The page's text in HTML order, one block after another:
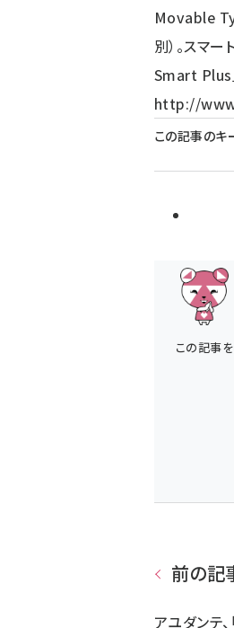
Movable
別）。スマ
Smart Plus
http://
この記事のキ
この記事
前の記
アユダンテ